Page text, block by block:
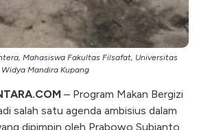
Mahasiswa Fakultas Filsafat, Universitas
Widya Mandira Kupang
– Program Makan Bergizi
salah satu agenda ambisius dalam
dipimpin oleh Prabowo Subianto